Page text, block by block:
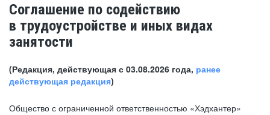
Соглашение по содействию
в трудоустройстве и иных видах
занятости
(Редакция, действующая с 03.08.2026 года, ранее
действующая редакция)
Общество с ограниченной ответственностью «Хэдхантер»